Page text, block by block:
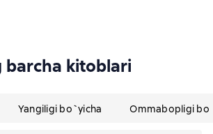
5 на основе 1 оценок
barcha kitoblari
Yangiligi bo`yicha Ommabopligi